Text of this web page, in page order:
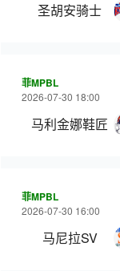
圣胡安骑士
菲MPBL
2026-07-30 18:00
马利金娜鞋匠
菲MPBL
2026-07-30 16:00
马尼拉SV